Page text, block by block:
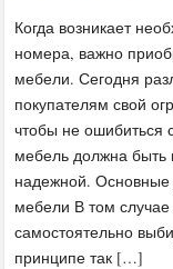
Когда возникает
номера, важно
мебели. Сегодня
покупателям свой
чтобы не ошибиться
мебель должна быть
надежной. Основные
мебели В том
самостоятельно
принципе так […]